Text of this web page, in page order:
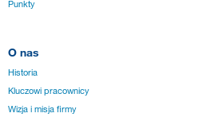
Punkty
O nas
Historia
Kluczowi pracownicy
Wizja i misja firmy